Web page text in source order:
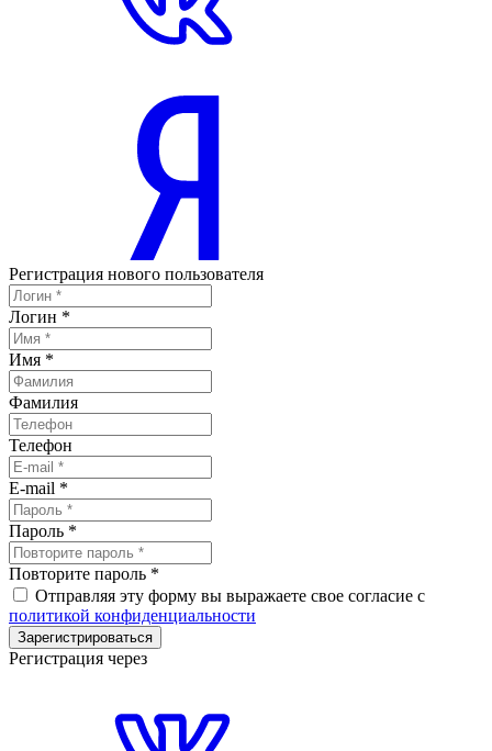
Регистрация нового пользователя
Логин *
Имя *
Фамилия
Телефон
E-mail *
Пароль *
Повторите пароль *
Отправляя эту форму вы выражаете свое согласие с
политикой конфиденциальности
Зарегистрироваться
Регистрация через